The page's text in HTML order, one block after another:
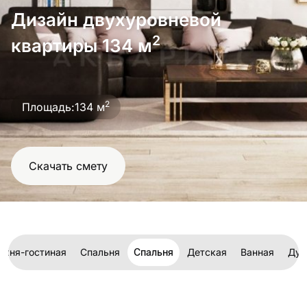
Обсудить
проект
Дизайн двухуровневой
квартиры 134 м2
Площадь:134 м2
Скачать смету
гостиная Спальня Спальня Детская Ванная